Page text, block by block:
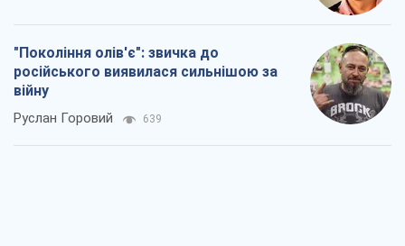
"Покоління олів'є": звичка до
російського виявилася сильнішою за
війну
Руслан Горовий 639